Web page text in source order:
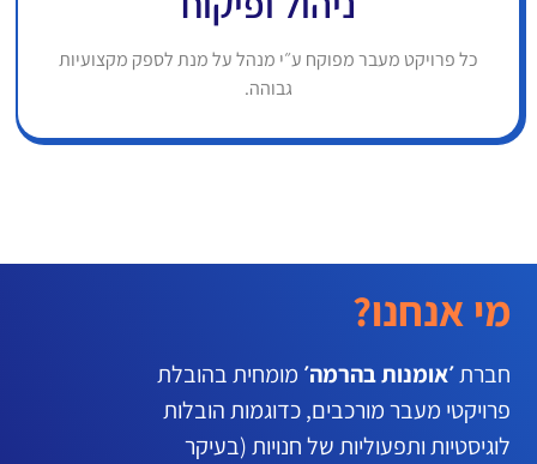
כל פרויקט מעבר מפוקח ע״י מנהל על מנת לספק מקצועיות
גבוהה.
מי אנחנו?
חברת׳אומנות בהרמה׳ מומחית בהובלת
פרויקטי מעבר מורכבים, כדוגמות הובלות
לוגיסטיות ותפעוליות של חנויות (בעיקר